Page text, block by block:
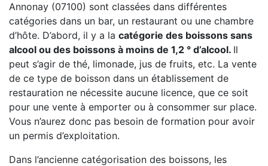
Annonay (07100) sont classées dans différentes
catégories dans un bar, un restaurant ou une chambre
d’hôte. D’abord, il y a la catégorie des boissons sans
alcool ou des boissons à moins de 1,2 ° d’alcool. Il
peut s’agir de thé, limonade, jus de fruits, etc. La vente
de ce type de boisson dans un établissement de
restauration ne nécessite aucune licence, que ce soit
pour une vente à emporter ou à consommer sur place.
Vous n’aurez donc pas besoin de formation pour avoir
un permis d’exploitation.
Dans l’ancienne catégorisation des boissons, les